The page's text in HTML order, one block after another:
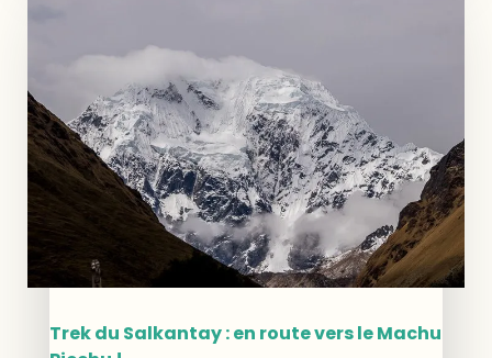
Trek du Salkantay : en route vers le Machu